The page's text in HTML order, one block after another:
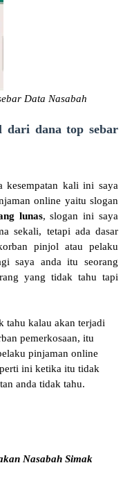
Data Nasabah
dari dana top sebar
kesempatan kali ini saya
online yaitu slogan
lunas, slogan ini saya
sekali, tetapi ada dasar
pinjol atau pelaku
saya anda itu seorang
yang tidak tahu tapi
tahu kalau akan terjadi
pemerkosaan, itu
pinjaman online
ini ketika itu tidak
anda tidak tahu.
Nasabah Simak